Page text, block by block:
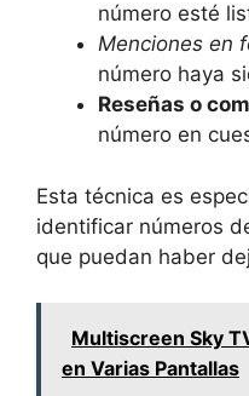
número esté
Menciones en
número haya
Reseñas o
número en
Esta técnica es
identificar números
que puedan haber
Multiscreen Sky
en Varias Pantallas